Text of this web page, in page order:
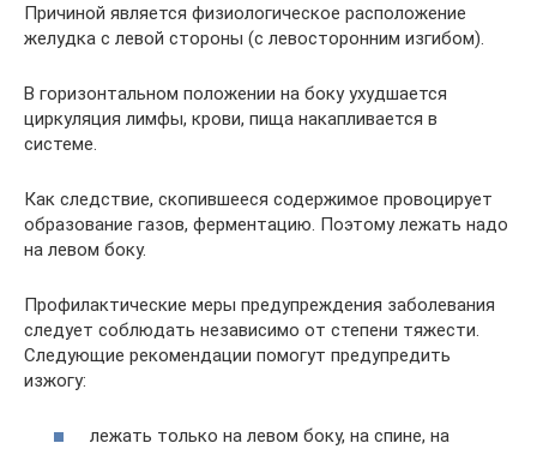
Причиной является физиологическое расположение
желудка с левой стороны (с левосторонним изгибом).
В горизонтальном положении на боку ухудшается
циркуляция лимфы, крови, пища накапливается в
системе.
Как следствие, скопившееся содержимое провоцирует
образование газов, ферментацию. Поэтому лежать надо
на левом боку.
Профилактические меры предупреждения заболевания
следует соблюдать независимо от степени тяжести.
Следующие рекомендации помогут предупредить
изжогу:
лежать только на левом боку, на спине, на